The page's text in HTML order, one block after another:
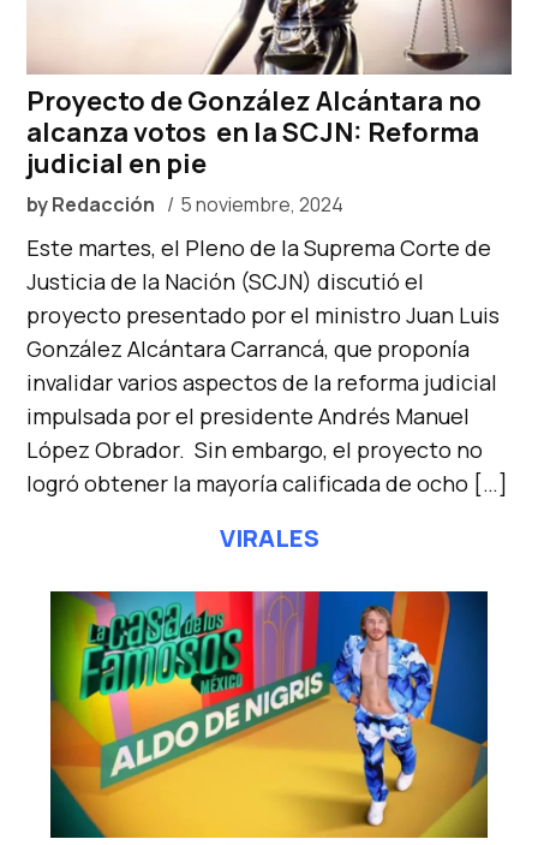
Proyecto de González Alcántara no
alcanza votos en la SCJN: Reforma
judicial en pie
byRedacción 5 noviembre, 2024
Este martes, el Pleno de la Suprema Corte de
Justicia de la Nación (SCJN) discutió el
proyecto presentado por el ministro Juan Luis
González Alcántara Carrancá, que proponía
invalidar varios aspectos de la reforma judicial
impulsada por el presidente Andrés Manuel
López Obrador. Sin embargo, el proyecto no
logró obtener la mayoría calificada de ocho […]
VIRALES